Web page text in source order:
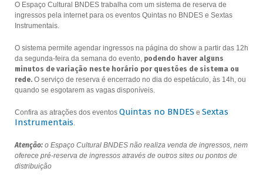
O Espaço Cultural BNDES trabalha com um sistema de reserva de
ingressos pela internet para os eventos Quintas no BNDES e Sextas
Instrumentais.
O sistema permite agendar ingressos na página do show a partir das 12h
da segunda-feira da semana do evento, podendo haver alguns
minutos de variação neste horário por questões de sistema ou
rede.O serviço de reserva é encerrado no dia do espetáculo, às 14h, ou
quando se esgotarem as vagas disponíveis.
Confira as atrações dos eventos Quintas no BNDES e Sextas
Instrumentais.
Atenção:o Espaço Cultural BNDES não realiza venda de ingressos, nem
oferece pré-reserva de ingressos através de outros sites ou pontos de
distribuição